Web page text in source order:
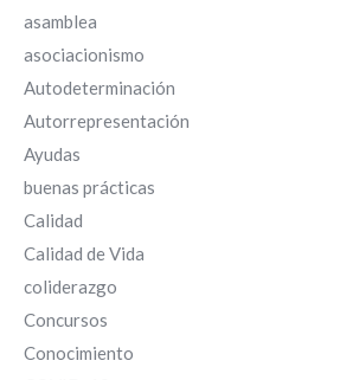
asamblea
asociacionismo
Autodeterminación
Autorrepresentación
Ayudas
buenas prácticas
Calidad
Calidad de Vida
coliderazgo
Concursos
Conocimiento